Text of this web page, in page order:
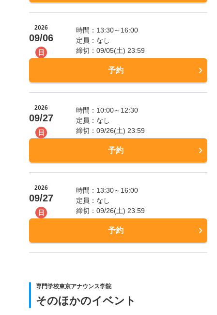
2026
09/06
日
時間：13:30～16:00
定員：なし
締切：09/05(土) 23:59
予約
2026
09/27
日
時間：10:00～12:30
定員：なし
締切：09/26(土) 23:59
予約
2026
09/27
日
時間：13:30～16:00
定員：なし
締切：09/26(土) 23:59
予約
専門学校東京アナウンス学院
そのほかのイベント